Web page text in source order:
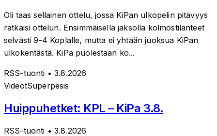
Oli taas sellainen ottelu, jossa KiPan ulkopelin pitävyys
ratkaisi ottelun. Ensimmäisellä jaksolla kolmostilanteet
selvästi 9-4 Koplalle, mutta ei yhtään juoksua KiPan
ulkokentästä. KiPa puolestaan ko...
RSS-tuonti • 3.8.2026
VideotSuperpesis
Huippuhetket: KPL – KiPa 3.8.
RSS-tuonti • 3.8.2026